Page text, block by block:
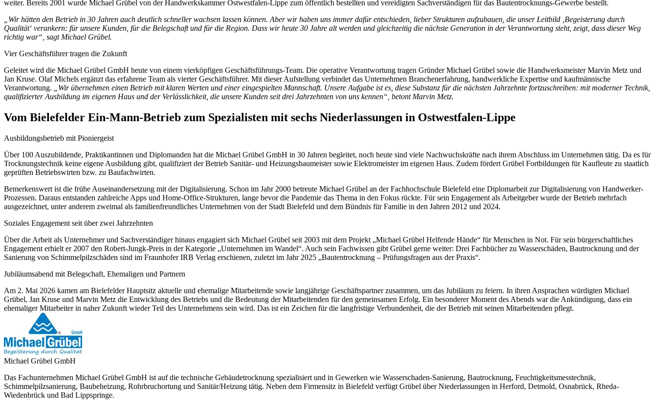
weiter. Bereits 2001 wurde Michael Grübel von der Handwerkskammer Ostwestfalen-Lippe zum öffentlich bestellten und vereidigten Sachverständigen für das Bautentrocknungs-Gewerbe bestellt.
„Wir hätten den Betrieb in 30 Jahren auch deutlich schneller wachsen lassen können. Aber wir haben uns immer dafür entschieden, lieber Strukturen aufzubauen, die unser Leitbild ‚Begeisterung durch
Qualität‘ verankern: für unsere Kunden, für die Belegschaft und für die Region. Dass wir heute 30 Jahre alt werden und gleichzeitig die nächste Generation in der Verantwortung steht, zeigt, dass dieser Weg
richtig war“, sagt Michael Grübel.
Vier Geschäftsführer tragen die Zukunft
Geleitet wird die Michael Grübel GmbH heute von einem vierköpfigen Geschäftsführungs-Team. Die operative Verantwortung tragen Gründer Michael Grübel sowie die Handwerksmeister Marvin Metz und
Jan Kruse. Olaf Michels ergänzt das erfahrene Team als vierter Geschäftsführer. Mit dieser Aufstellung verbindet das Unternehmen Branchenerfahrung, handwerkliche Expertise und kaufmännische
Verantwortung.
„Wir übernehmen einen Betrieb mit klaren Werten und einer eingespielten Mannschaft. Unsere Aufgabe ist es, diese Substanz für die nächsten Jahrzehnte fortzuschreiben: mit moderner Technik,
qualifizierter Ausbildung im eigenen Haus und der Verlässlichkeit, die unsere Kunden seit drei Jahrzehnten von uns kennen“, betont Marvin Metz.
Vom Bielefelder Ein-Mann-Betrieb zum Spezialisten mit sechs Niederlassungen in Ostwestfalen-Lippe
Ausbildungsbetrieb mit Pioniergeist
Über 100 Auszubildende, Praktikantinnen und Diplomanden hat die Michael Grübel GmbH in 30 Jahren begleitet, noch heute sind viele Nachwuchskräfte nach ihrem Abschluss im Unternehmen tätig. Da es für
Trocknungstechnik keine eigene Ausbildung gibt, qualifiziert der Betrieb Sanitär- und Heizungsbaumeister sowie Elektromeister im eigenen Haus. Zudem fördert Grübel Fortbildungen für Kaufleute zu staatlich
geprüften Betriebswirten bzw. zu Baufachwirten.
Bemerkenswert ist die frühe Auseinandersetzung mit der Digitalisierung. Schon im Jahr 2000 betreute Michael Grübel an der Fachhochschule Bielefeld eine Diplomarbeit zur Digitalisierung von Handwerker-
Prozessen. Daraus entstanden zahlreiche Apps und Home-Office-Strukturen, lange bevor die Pandemie das Thema in den Fokus rückte. Für sein Engagement als Arbeitgeber wurde der Betrieb mehrfach
ausgezeichnet, unter anderem zweimal als familienfreundliches Unternehmen von der Stadt Bielefeld und dem Bündnis für Familie in den Jahren 2012 und 2024.
Soziales Engagement seit über zwei Jahrzehnten
Über die Arbeit als Unternehmer und Sachverständiger hinaus engagiert sich Michael Grübel seit 2003 mit dem Projekt „Michael Grübel Helfende Hände“ für Menschen in Not. Für sein bürgerschaftliches
Engagement erhielt er 2007 den Robert-Jungk-Preis in der Kategorie „Unternehmen im Wandel“. Auch sein Fachwissen gibt Grübel gerne weiter: Drei Fachbücher zu Wasserschäden, Bautrocknung und der
Sanierung von Schimmelpilzschäden sind im Fraunhofer IRB Verlag erschienen, zuletzt im Jahr 2025 „Bautentrocknung – Prüfungsfragen aus der Praxis“.
Jubiläumsabend mit Belegschaft, Ehemaligen und Partnern
Am 2. Mai 2026 kamen am Bielefelder Hauptsitz aktuelle und ehemalige Mitarbeitende sowie langjährige Geschäftspartner zusammen, um das Jubiläum zu feiern. In ihren Ansprachen würdigten Michael
Grübel, Jan Kruse und Marvin Metz die Entwicklung des Betriebs und die Bedeutung der Mitarbeitenden für den gemeinsamen Erfolg. Ein besonderer Moment des Abends war die Ankündigung, dass ein
ehemaliger Mitarbeiter in naher Zukunft wieder Teil des Unternehmens sein wird. Das ist ein Zeichen für die langfristige Verbundenheit, die der Betrieb mit seinen Mitarbeitenden pflegt.
Michael Grübel GmbH
Das Fachunternehmen Michael Grübel GmbH ist auf die technische Gebäudetrocknung spezialisiert und in Gewerken wie Wasserschaden-Sanierung, Bautrocknung, Feuchtigkeitsmesstechnik,
Schimmelpilzsanierung, Baubeheizung, Rohrbruchortung und Sanitär/Heizung tätig. Neben dem Firmensitz in Bielefeld verfügt Grübel über Niederlassungen in Herford, Detmold, Osnabrück, Rheda-
Wiedenbrück und Bad Lippspringe.